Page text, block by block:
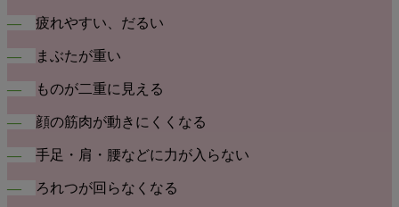
― 疲れやすい、だるい
― まぶたが重い
― ものが二重に見える
― 顔の筋肉が動きにくくなる
― 手足・肩・腰などに力が入らない
― ろれつが回らなくなる